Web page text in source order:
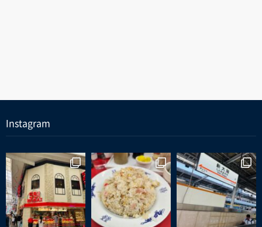
Instagram